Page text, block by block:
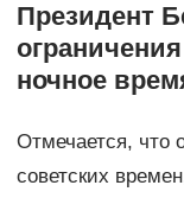
Президент
ночное
Отмечается, что
советских